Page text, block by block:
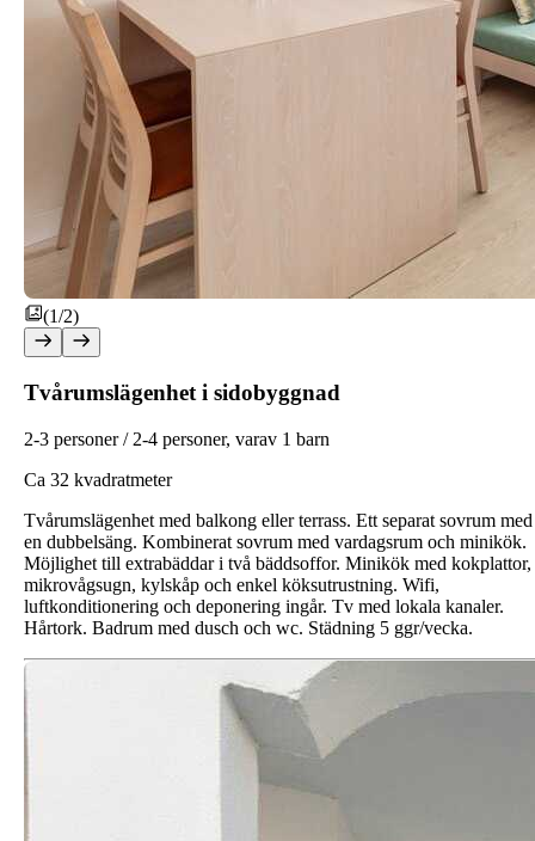
(1/2)
Tvårumslägenhet i sidobyggnad
2-3 personer / 2-4 personer, varav 1 barn
Ca 32 kvadratmeter
Tvårumslägenhet med balkong eller terrass. Ett separat sovrum med
en dubbelsäng. Kombinerat sovrum med vardagsrum och minikök.
Möjlighet till extrabäddar i två bäddsoffor. Minikök med kokplattor,
mikrovågsugn, kylskåp och enkel köksutrustning. Wifi,
luftkonditionering och deponering ingår. Tv med lokala kanaler.
Hårtork. Badrum med dusch och wc. Städning 5 ggr/vecka.